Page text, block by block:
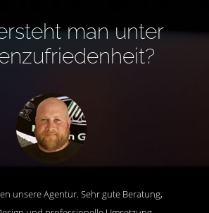
man unter
unsere Agentur. Sehr gute Beratung,